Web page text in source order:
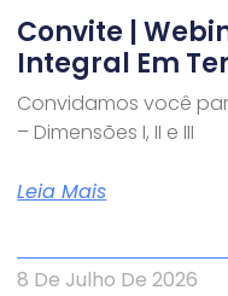
Convite |
Integral Em
Convidamos você
– Dimensões I, II e III
Leia Mais
8 De Julho De 2026